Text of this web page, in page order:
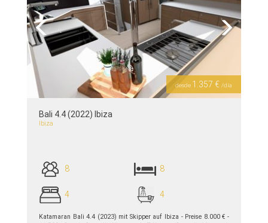
Previous Next
desde 1.357 € /día
Bali 4.4 (2022) Ibiza
Ibiza
8 8
4 4
Katamaran Bali 4.4 (2023) mit Skipper auf Ibiza - Preise 8.000 € -